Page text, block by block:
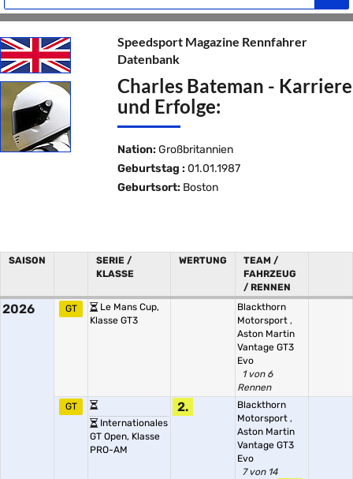
Speedsport Magazine Rennfahrer
Datenbank
Charles Bateman - Karriere
und Erfolge:
Nation: Großbritannien
Geburtstag : 01.01.1987
Geburtsort: Boston
SAISON
SERIE /
KLASSE
WERTUNG
TEAM /
FAHRZEUG
/ RENNEN
2026 GT
Le Mans Cup,
Klasse GT3
Blackthorn
Motorsport ,
Aston Martin
Vantage GT3
Evo
1 von 6
Rennen
GT
Internationales
GT Open, Klasse
PRO-AM
2.
Blackthorn
Motorsport ,
Aston Martin
Vantage GT3
Evo
7 von 14